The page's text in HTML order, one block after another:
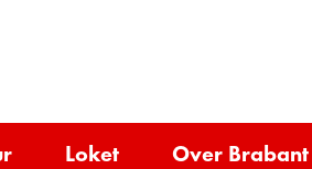
inhoud
Loket Over Brabant